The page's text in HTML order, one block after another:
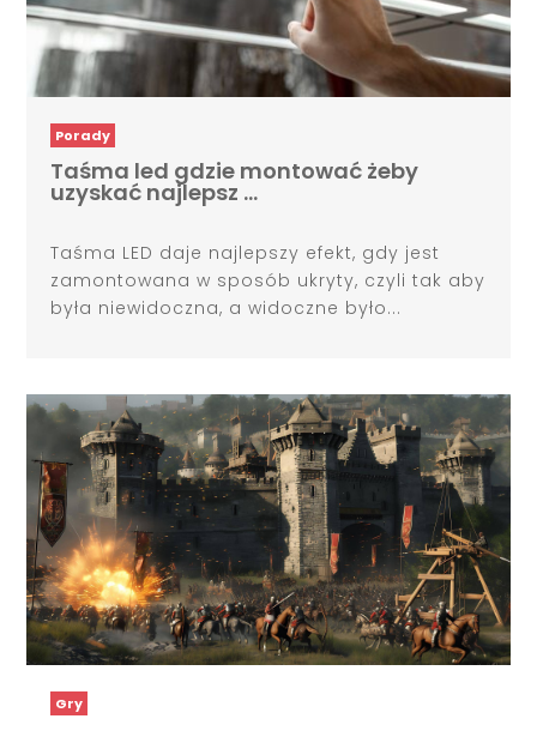
Porady
Taśma led gdzie montować żeby
uzyskać najlepsz …
Taśma LED daje najlepszy efekt, gdy jest
zamontowana w sposób ukryty, czyli tak aby
była niewidoczna, a widoczne było...
Gry